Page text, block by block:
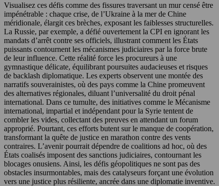
Visualisez ces défis comme des fissures traversant un mur censé être
impénétrable : chaque crise, de l’Ukraine à la mer de Chine
méridionale, élargit ces brèches, exposant les faiblesses structurelles.
La Russie, par exemple, a défié ouvertement la CPI en ignorant les
mandats d’arrêt contre ses officiels, illustrant comment les États
puissants contournent les mécanismes judiciaires par la force brute
de leur influence. Cette réalité force les procureurs à une
gymnastique délicate, équilibrant poursuites audacieuses et risques
de backlash diplomatique. Les experts observent une montée des
narratifs souverainistes, où des pays comme la Chine promeuvent
des alternatives régionales, diluant l’universalité du droit pénal
international. Dans ce tumulte, des initiatives comme le Mécanisme
international, impartial et indépendant pour la Syrie tentent de
combler les vides, collectant des preuves en attendant un forum
approprié. Pourtant, ces efforts butent sur le manque de coopération,
transformant la quête de justice en marathon contre des vents
contraires. L’avenir pourrait dépendre de coalitions ad hoc, où des
États coalisés imposent des sanctions judiciaires, contournant les
blocages onusiens. Ainsi, les défis géopolitiques ne sont pas des
obstacles insurmontables, mais des catalyseurs forçant une évolution
vers une justice plus résiliente, ancrée dans une diplomatie inventive.